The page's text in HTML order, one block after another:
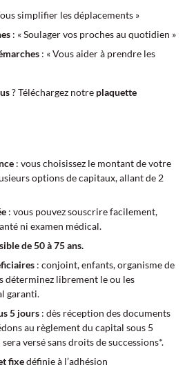
simplifier les déplacements »
: « Soulager vos proches au quotidien »
: « Vous aider à prendre les
? Téléchargez notre plaquette
: vous choisissez le montant de votre
options de capitaux, allant de 2
: vous pouvez souscrire facilement,
ni examen médical.
de 50 à 75 ans.
: conjoint, enfants, organisme de
déterminez librement le ou les
garanti.
5 jours : dès réception des documents
au règlement du capital sous 5
versé sans droits de successions*.
fixedéfinie à l’adhésion